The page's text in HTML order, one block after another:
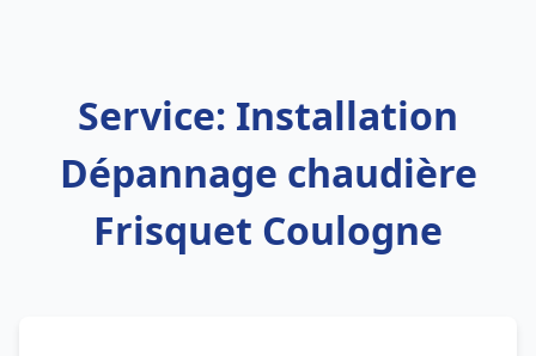
Service: Installation
Dépannage chaudière
Frisquet Coulogne